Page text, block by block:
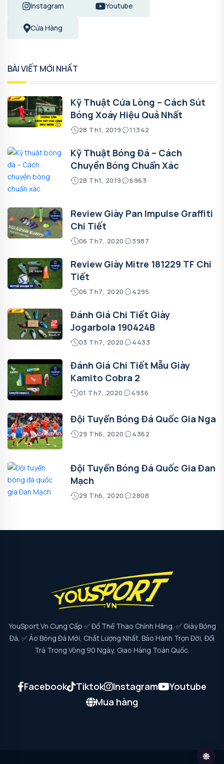
Instagram Youtube
Cửa Hàng
BÀI VIẾT MỚI NHẤT
Kỹ Thuật Cứa Lòng – Cách Sút
Bóng Xoáy Hiệu Quả Nhất
28 Th1, 2019 11342
Kỹ Thuật Bóng Đá – Cách
Chuyền Bóng Chuẩn Xác
28 Th1, 2019 6963
Review Giày Pan Impulse Graffiti
Chi Tiết
06 Th7, 2020 3987
Review Giày Mitre 181229 TF Chi
Tiết
06 Th7, 2020 4295
Đánh Giá Chi Tiết Giày
Jogarbola 190424B
03 Th7, 2020 4433
Đánh Giá Chi Tiết Mẫu Giày
Kamito Cobra 2
01 Th7, 2020 4936
Đội Tuyển Bóng Đá Quốc Gia Nga
29 Th6, 2020 4362
Đội Tuyển Bóng Đá Quốc Gia Đan
Mạch
29 Th6, 2020 2808
YouSport.vn Cung Cấp ✅ Đồ Thể Thao Chính Hãng, ✅ Giày Bóng
Đá, ✅ Áo Bóng Đá Mới, Chất Lượng Nhất. Bảo Hành Trọn Đời, Đổi
Trả Trong Vòng 90 Ngày, Giao Hàng Toàn Quốc.
Facebook Tiktok Instagram
Youtube
Mua hàng